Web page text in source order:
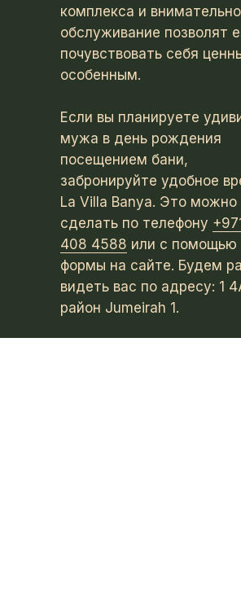
комплекса и
обслуживание позволят
почувствовать себя
особенным.
Если вы планируете
мужа в день рождения
посещением бани,
забронируйте удобное
La Villa Banya. Это можно
сделать по телефону
408 4588 или с помощью
формы на сайте. Будем
видеть вас по адресу: 1
район Jumeirah 1.